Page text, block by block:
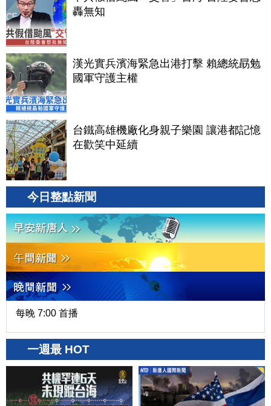
轟無知
漢光實兵濱海緊急出港打擊 賴總統勗勉
國軍守護主權
台鐵高雄機廠化身親子樂園 讓港都記憶
在歡笑中延續
今日整點新聞
每晚 7:00 首播
一週最 HOT